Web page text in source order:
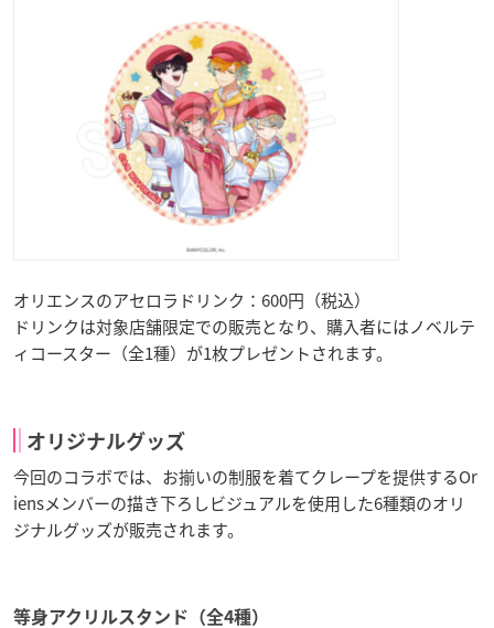
オリエンスのアセロラドリンク：600円（税込）
ドリンクは対象店舗限定での販売となり、購入者にはノベルテ
ィコースター（全1種）が1枚プレゼントされます。
オリジナルグッズ
今回のコラボでは、お揃いの制服を着てクレープを提供するOr
iensメンバーの描き下ろしビジュアルを使用した6種類のオリ
ジナルグッズが販売されます。
等身アクリルスタンド（全4種）